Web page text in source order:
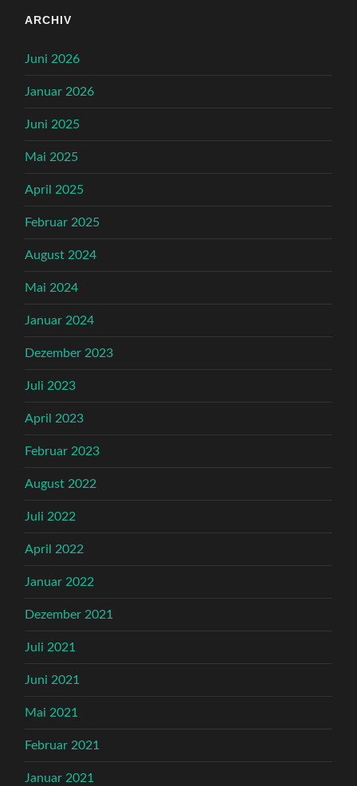
ARCHIV
Juni 2026
Januar 2026
Juni 2025
Mai 2025
April 2025
Februar 2025
August 2024
Mai 2024
Januar 2024
Dezember 2023
Juli 2023
April 2023
Februar 2023
August 2022
Juli 2022
April 2022
Januar 2022
Dezember 2021
Juli 2021
Juni 2021
Mai 2021
Februar 2021
Januar 2021